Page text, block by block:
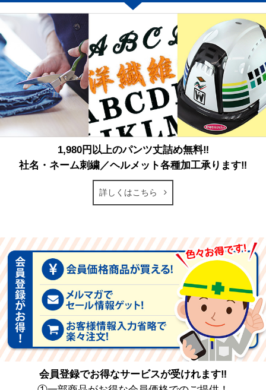
1,980円以上のパンツ丈詰め無料‼
社名・ネーム刺繍／ヘルメット各種加工承ります‼
詳しくはこちら
会員登録でお得なサービスが受けれます‼